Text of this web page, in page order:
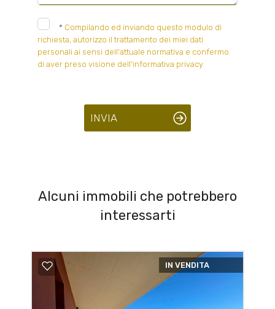
* Compilando ed inviando questo modulo di
richiesta, autorizzo il trattamento dei miei dati
personali ai sensi dell'attuale normativa e confermo
di aver preso visione dell'informativa privacy.
INVIA
Alcuni immobili che potrebbero
interessarti
IN VENDITA